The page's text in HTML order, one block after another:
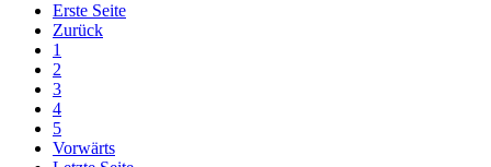
Erste Seite
Zurück
1
2
3
4
5
Vorwärts